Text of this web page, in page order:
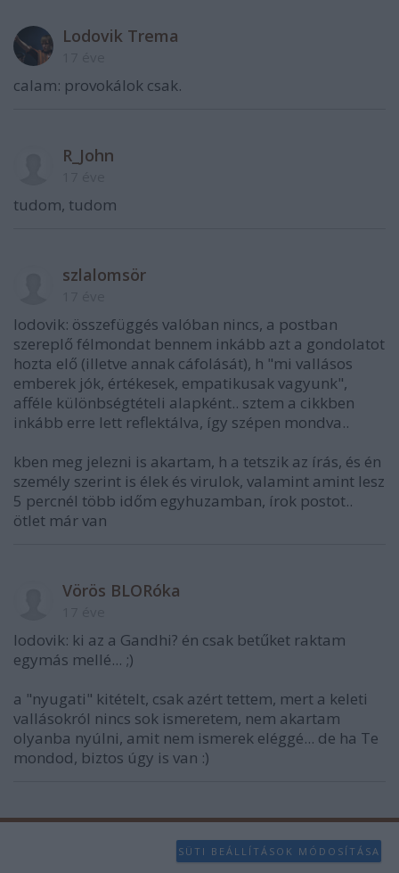
Lodovik Trema
calam: provokálok csak.
R_John
tudom, tudom
szlalomsör
lodovik: összefüggés valóban nincs, a postban
szereplő félmondat bennem inkább azt a gondolatot
hozta elő (illetve annak cáfolását), h "mi vallásos
emberek jók, értékesek, empatikusak vagyunk",
afféle különbségtételi alapként.. sztem a cikkben
inkább erre lett reflektálva, így szépen mondva..
kben meg jelezni is akartam, h a tetszik az írás, és én
személy szerint is élek és virulok, valamint amint lesz
5 percnél több időm egyhuzamban, írok postot..
ötlet már van
Vörös BLORóka
lodovik: ki az a Gandhi? én csak betűket raktam
egymás mellé... ;)
a "nyugati" kitételt, csak azért tettem, mert a keleti
vallásokról nincs sok ismeretem, nem akartam
olyanba nyúlni, amit nem ismerek eléggé... de ha Te
mondod, biztos úgy is van :)
SÜTI BEÁLLÍTÁSOK MÓDOSÍTÁSA